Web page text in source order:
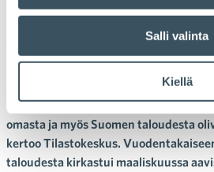
Salli valinta
Kiellä
heikkoa
yrittäjät jo
Maaliskuussa näkemys oman
hieman edelliskuusta pysyen silti
omasta ja myös Suomen taloudesta
kertoo Tilastokeskus.
taloudesta kirkastui maaliskuussa